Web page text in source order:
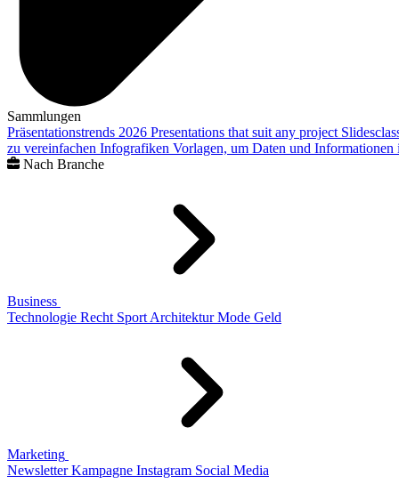
Sammlungen
Präsentationstrends 2026 Presentations that suit any project
zu vereinfachen Infografiken Vorlagen, um Daten und
Nach Branche
Business
Technologie Recht Sport Architektur Mode Geld
Marketing
Newsletter Kampagne Instagram Social Media